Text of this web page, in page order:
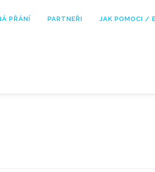
PŘÁNÍ PARTNEŘI JAK POMOCI /